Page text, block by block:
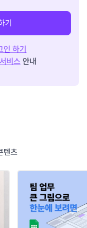
기
인 하기
비스 안내
텐츠